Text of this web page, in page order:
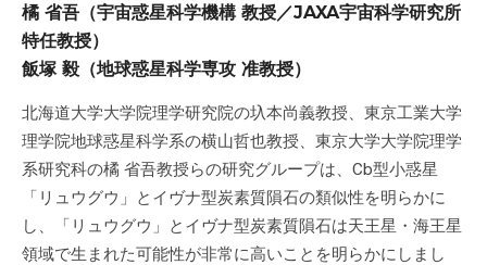
橘 省吾（宇宙惑星科学機構 教授／JAXA宇宙科学研究所
特任教授）
飯塚 毅（地球惑星科学専攻 准教授）
北海道大学大学院理学研究院の圦本尚義教授、東京工業大学
理学院地球惑星科学系の横山哲也教授、東京大学大学院理学
系研究科の橘 省吾教授らの研究グループは、Cb型小惑星
「リュウグウ」とイヴナ型炭素質隕石の類似性を明らかに
し、「リュウグウ」とイヴナ型炭素質隕石は天王星・海王星
領域で生まれた可能性が非常に高いことを明らかにしまし